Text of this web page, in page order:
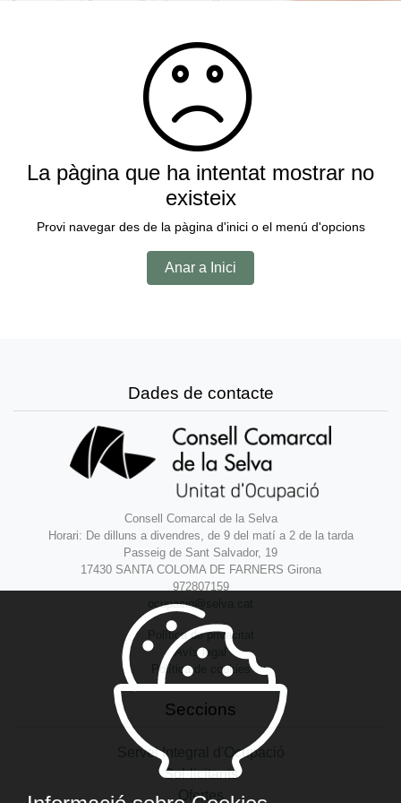
La pàgina que ha intentat mostrar no
existeix
Provi navegar des de la pàgina d'inici o el menú d'opcions
Anar a Inici
Dades de contacte
Consell Comarcal de la Selva
Horari: De dilluns a divendres, de 9 del matí a 2 de la tarda
Passeig de Sant Salvador, 19
17430 SANTA COLOMA DE FARNERS Girona
972807159
ocupacio@selva.cat
Política de privacitat
Avís legal
Política de cookies
Seccions
Servei Integral d'Ocupació
Sol·licitants
Ofertes